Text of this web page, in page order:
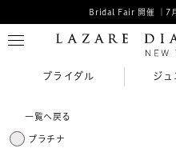
Bridal Fair 開催 ｜7
ブライダル ジュ
一覧へ戻る
プラチナ